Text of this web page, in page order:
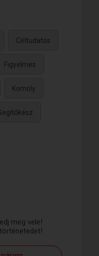
meg vele!
Céltudatos
Figyelmes
Komoly